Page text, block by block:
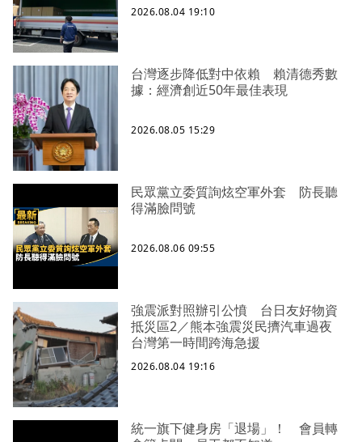
2026.08.04 19:10
台灣逐步降低對中依賴 賴清德秀數
據：經濟創近50年最佳表現
2026.08.05 15:29
民眾黨立委質詢炫空軍外套 防長聽
得滿臉問號
2026.08.06 09:55
強震派對照辦引公憤 台日友好物資
抵災區2／熊本強震災民擠汽車過夜
台灣第一時間跨海急援
2026.08.04 19:16
統一旗下健身房「退場」！ 會員轉